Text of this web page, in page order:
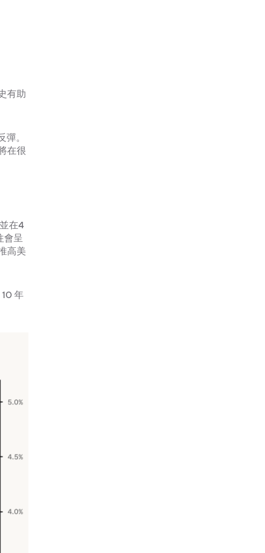
有助
。
在很
在4
會呈
高美
年